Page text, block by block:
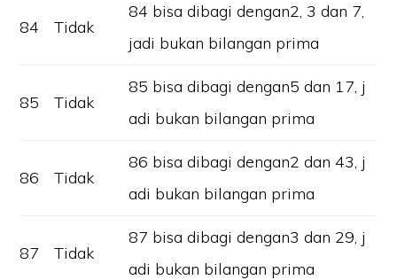
84 Tidak
84 bisa dibagi dengan2, 3 dan 7,
jadi bukan bilangan prima
85 Tidak
85 bisa dibagi dengan5 dan 17, j
adi bukan bilangan prima
86 Tidak
86 bisa dibagi dengan2 dan 43, j
adi bukan bilangan prima
87 Tidak
87 bisa dibagi dengan3 dan 29, j
adi bukan bilangan prima